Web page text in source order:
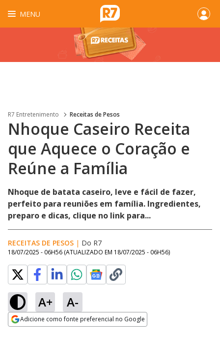
MENU
R7 Entretenimento Receitas de Pesos
Nhoque Caseiro Receita
que Aquece o Coração e
Reúne a Família
Nhoque de batata caseiro, leve e fácil de fazer,
perfeito para reuniões em família. Ingredientes,
preparo e dicas, clique no link para...
RECEITAS DE PESOS | Do R7
18/07/2025 - 06H56 (ATUALIZADO EM 18/07/2025 - 06H56)
A+ A-
Adicione como fonte preferencial no Google